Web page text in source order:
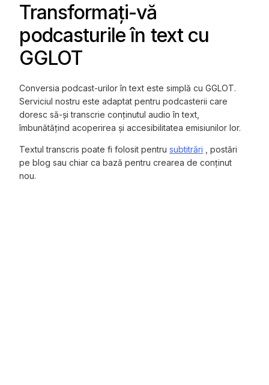
Transformați-vă
podcasturile în text cu
GGLOT
Conversia podcast-urilor în text este simplă cu GGLOT.
Serviciul nostru este adaptat pentru podcasterii care
doresc să-și transcrie conținutul audio în text,
îmbunătățind acoperirea și accesibilitatea emisiunilor lor.
Textul transcris poate fi folosit pentrusubtitrări , postări
pe blog sau chiar ca bază pentru crearea de conținut
nou.